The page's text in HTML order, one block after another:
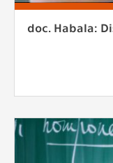
doc. Habala: